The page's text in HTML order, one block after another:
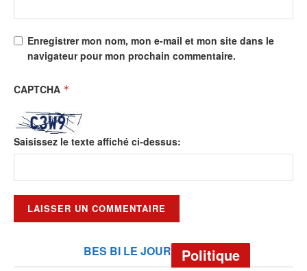
Enregistrer mon nom, mon e-mail et mon site dans le
navigateur pour mon prochain commentaire.
CAPTCHA *
Saisissez le texte affiché ci-dessus:
BES BI LE JOUR Politique